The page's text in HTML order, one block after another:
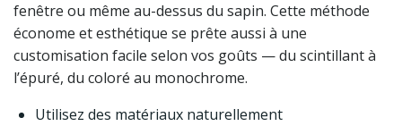
fenêtre ou même au-dessus du sapin. Cette méthode
économe et esthétique se prête aussi à une
customisation facile selon vos goûts — du scintillant à
l’épuré, du coloré au monochrome.
Utilisez des matériaux naturellement